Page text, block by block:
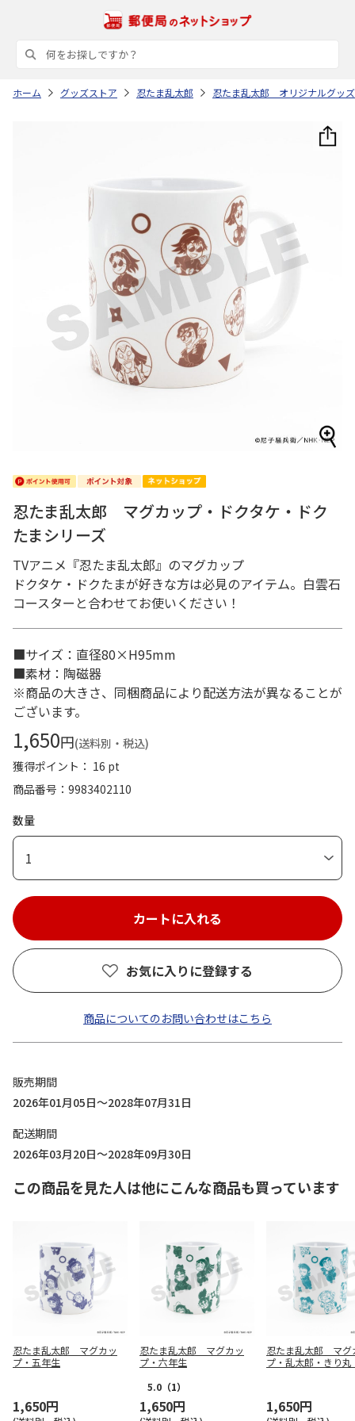
ホーム グッズストア 忍たま乱太郎 忍たま乱太郎 オリジナルグッズ
忍たま乱太郎 マグカップ・ドクタケ・ドク
たまシリーズ
TVアニメ『忍たま乱太郎』のマグカップ
ドクタケ・ドクたまが好きな方は必見のアイテム。白雲石
コースターと合わせてお使いください！
■サイズ：直径80×H95mm
■素材：陶磁器
※商品の大きさ、同梱商品により配送方法が異なることが
ございます。
1,650円(送料別・税込)
獲得ポイント： 16 pt
商品番号
9983402110
数量
1
お気に入りに登録する
商品についてのお問い合わせはこちら
販売期間
2026年01月05日～2028年07月31日
配送期間
2026年03月20日～2028年09月30日
この商品を見た人は他にこんな商品も買っています
忍たま乱太郎 マグカッ
プ・五年生
1,650円
忍たま乱太郎 マグカッ
プ・六年生
5.0 （1）
1,650円
忍たま乱太郎 マグ
プ・乱太郎・きり丸
1,650円